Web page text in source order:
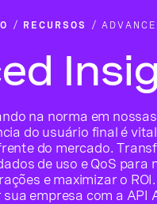
RECURSOS
na norma em
do usuário final é
do mercado.
de uso e QoS para
e maximizar o
empresa com a API